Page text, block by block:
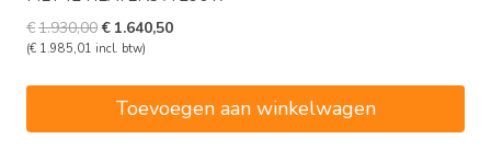
€1.930,00Oorspronkelijke
prijs
€1.930,00.
€ 1.640,50Huidige
(€ 1.985,01 incl. btw)
Toevoegen aan winkelwagen